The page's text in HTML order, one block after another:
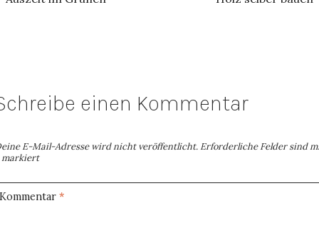
einen Kommentar
E-Mail-Adresse wird nicht veröffentlicht. Erforderliche Felder sind
markiert
Kommentar*